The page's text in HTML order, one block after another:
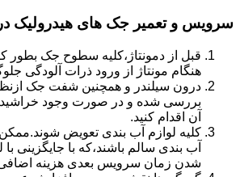
سرویس و تعمیر جک های هیدرولیک
قبل از دمونتاژ،کلیه سطوح جک بطور
هنگام مونتاژ از ورود ذرات آلودگی
درون سیلندر و همچنین شفت جک
بررسی شده و در صورت وجود
آن اقدام کنید.
کلیه لوازم آب بندی تعویض
آب بندی سالم باشند،که با جایگزینی با
شدن زمان سرویس بعدی هزینه